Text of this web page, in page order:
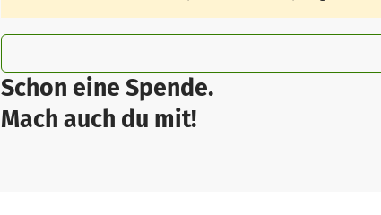
Schon eine Spende.
Mach auch du mit!